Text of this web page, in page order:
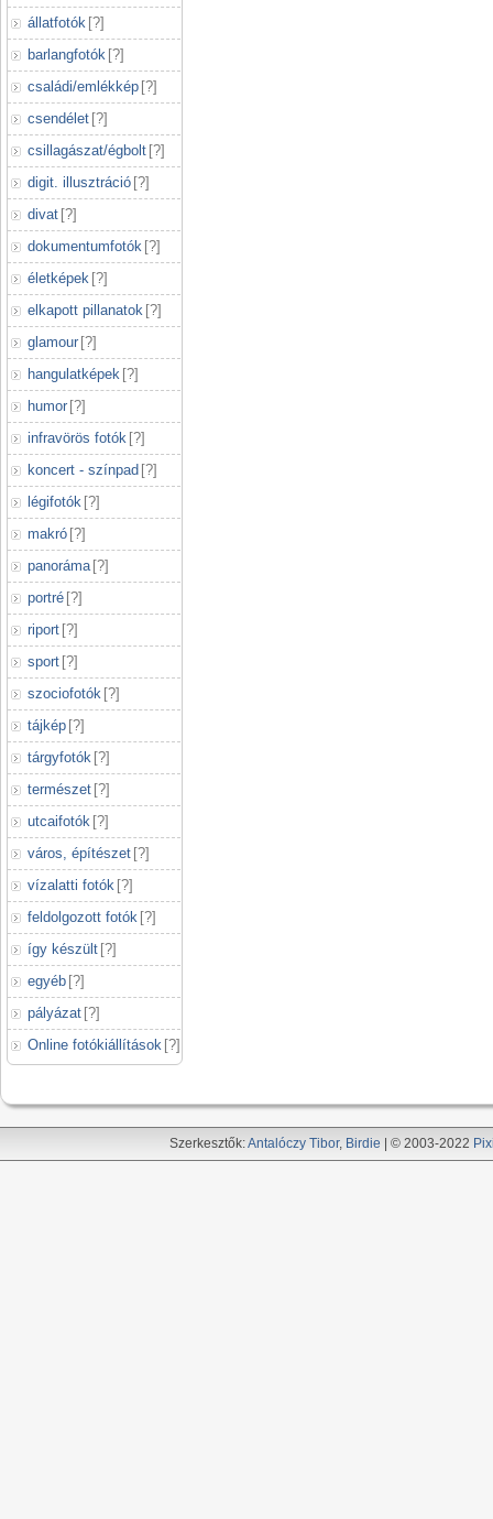
állatfotók [?]
barlangfotók [?]
családi/emlékkép [?]
csendélet [?]
csillagászat/égbolt [?]
digit. illusztráció [?]
divat [?]
dokumentumfotók [?]
életképek [?]
elkapott pillanatok [?]
glamour [?]
hangulatképek [?]
humor [?]
infravörös fotók [?]
koncert - színpad [?]
légifotók [?]
makró [?]
panoráma [?]
portré [?]
riport [?]
sport [?]
szociofotók [?]
tájkép [?]
tárgyfotók [?]
természet [?]
utcaifotók [?]
város, építészet [?]
vízalatti fotók [?]
feldolgozott fotók [?]
így készült [?]
egyéb [?]
pályázat [?]
Online fotókiállítások [?]
Szerkesztők:Antalóczy Tibor, Birdie | © 2003-2022